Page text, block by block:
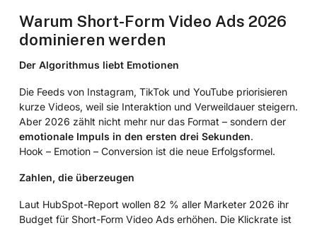
Warum Short-Form Video Ads 2026
dominieren werden
Der Algorithmus liebt Emotionen
Die Feeds von Instagram, TikTok und YouTube priorisieren
kurze Videos, weil sie Interaktion und Verweildauer steigern.
Aber 2026 zählt nicht mehr nur das Format – sondern der
emotionale Impuls in den ersten drei Sekunden.
Hook – Emotion – Conversion ist die neue Erfolgsformel.
Zahlen, die überzeugen
Laut HubSpot-Report wollen 82 % aller Marketer 2026 ihr
Budget für Short-Form Video Ads erhöhen. Die Klickrate ist